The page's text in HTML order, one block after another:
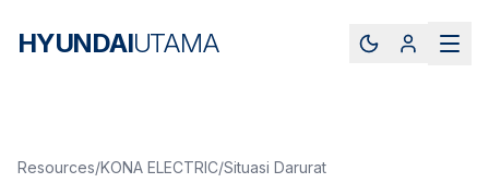
HYUNDAIUTAMA
Resources/KONA ELECTRIC/Situasi Darurat